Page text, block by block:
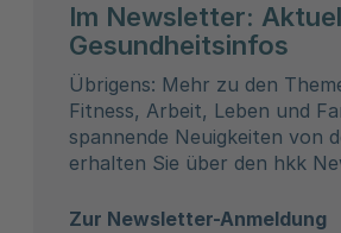
Im Newsletter:
Gesundheitsinfos
Übrigens: Mehr zu den
Fitness, Arbeit, Leben und
spannende Neuigkeiten von
erhalten Sie über den hkk
Zur Newsletter-Anmeldung